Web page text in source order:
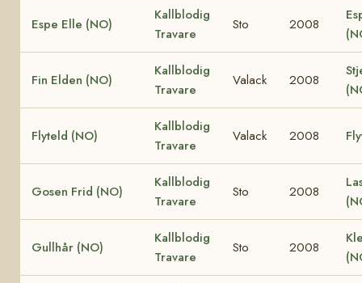
Espe Elle (NO)
Kallblodig
Travare
Sto 2008
Fin Elden (NO)
Kallblodig
Travare
Valack 2008
Flyteld (NO)
Kallblodig
Travare
Valack 2008
Gosen Frid (NO)
Kallblodig
Travare
Sto 2008
Gullhår (NO)
Kallblodig
Travare
Sto 2008